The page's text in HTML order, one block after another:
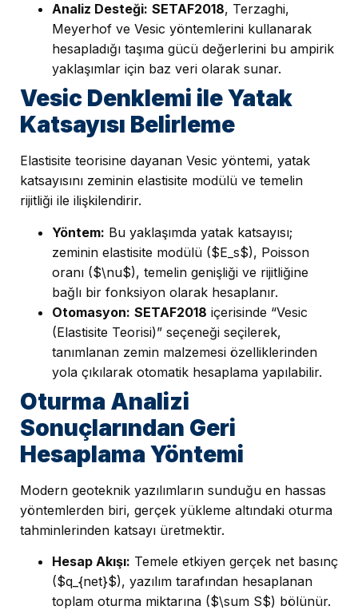
Analiz Desteği: SETAF2018, Terzaghi,
Meyerhof ve Vesic yöntemlerini kullanarak
hesapladığı taşıma gücü değerlerini bu ampirik
yaklaşımlar için baz veri olarak sunar.
Vesic Denklemi ile Yatak
Katsayısı Belirleme
Elastisite teorisine dayanan Vesic yöntemi, yatak
katsayısını zeminin elastisite modülü ve temelin
rijitliği ile ilişkilendirir.
Yöntem: Bu yaklaşımda yatak katsayısı;
zeminin elastisite modülü ($E_s$), Poisson
oranı ($\nu$), temelin genişliği ve rijitliğine
bağlı bir fonksiyon olarak hesaplanır.
Otomasyon: SETAF2018 içerisinde “Vesic
(Elastisite Teorisi)” seçeneği seçilerek,
tanımlanan zemin malzemesi özelliklerinden
yola çıkılarak otomatik hesaplama yapılabilir.
Oturma Analizi
Sonuçlarından Geri
Hesaplama Yöntemi
Modern geoteknik yazılımların sunduğu en hassas
yöntemlerden biri, gerçek yükleme altındaki oturma
tahminlerinden katsayı üretmektir.
Hesap Akışı: Temele etkiyen gerçek net basınç
($q_{net}$), yazılım tarafından hesaplanan
toplam oturma miktarına ($\sum S$) bölünür.